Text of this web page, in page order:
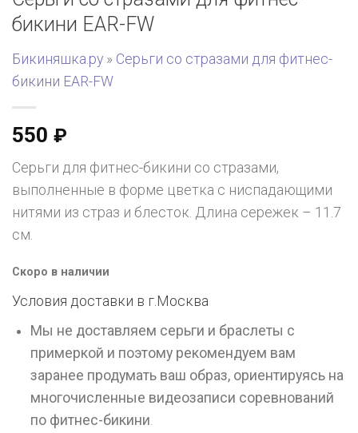
бикини EAR-FW
Бикиняшка.ру » Серьги со стразами для фитнес-
бикини EAR-FW
550 ₽
Серьги для фитнес-бикини со стразами,
выполненные в форме цветка с ниспадающими
нитями из страз и блесток. Длина сережек – 11.7
см.
Скоро в наличии
Условия доставки в г. Москва
Мы не доставляем серьги и браслеты с
примеркой и поэтому рекомендуем вам
заранее продумать ваш образ, ориентируясь на
многочисленные видеозаписи соревнований
по фитнес-бикини